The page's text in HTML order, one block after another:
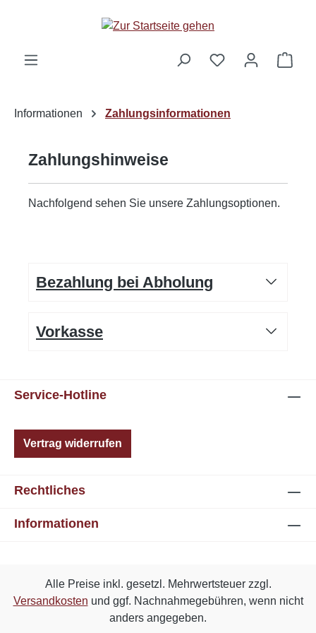
Zum Hauptinhalt springen
Informationen Zahlungsinformationen
Zahlungshinweise
Nachfolgend sehen Sie unsere Zahlungsoptionen.
Bezahlung bei Abholung
Vorkasse
Service-Hotline
Vertrag widerrufen
Rechtliches
Informationen
Alle Preise inkl. gesetzl. Mehrwertsteuer zzgl.
Versandkosten und ggf. Nachnahmegebühren, wenn nicht
anders angegeben.